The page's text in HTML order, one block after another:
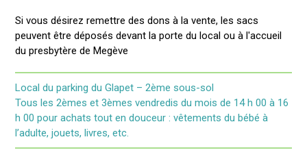
Si vous désirez remettre des dons à la vente, les sacs
peuvent être déposés devant la porte du local ou à l'accueil
du presbytère de Megève
Local du parking du Glapet – 2ème sous-sol
Tous les 2èmes et 3èmes vendredis du mois de 14 h 00 à 16
h 00 pour achats tout en douceur : vêtements du bébé à
l’adulte, jouets, livres, etc.